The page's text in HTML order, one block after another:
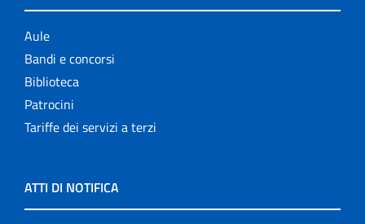
Aule
Bandi e concorsi
Biblioteca
Patrocini
Tariffe dei servizi a terzi
ATTI DI NOTIFICA